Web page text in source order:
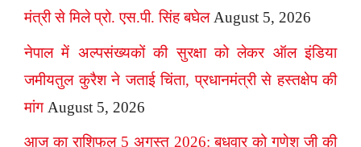
मंत्री से मिले प्रो. एस.पी. सिंह बघेल August 5, 2026
नेपाल में अल्पसंख्यकों की सुरक्षा को लेकर ऑल इंडिया
जमीयतुल कुरैश ने जताई चिंता, प्रधानमंत्री से हस्तक्षेप की
मांग August 5, 2026
आज का राशिफल 5 अगस्त 2026: बुधवार को गणेश जी की